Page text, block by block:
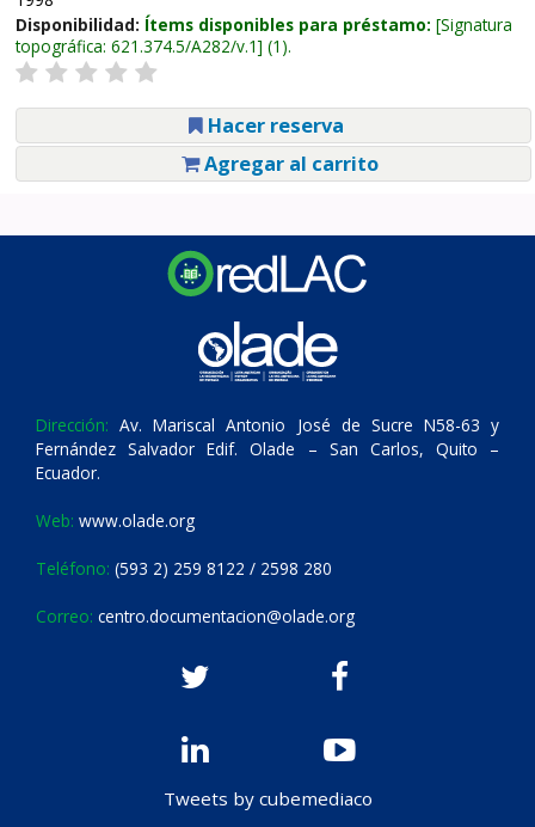
Disponibilidad: Ítems disponibles para préstamo: Signatura
topográfica: 621.374.5/A282/v.1 (1).
Hacer reserva
Agregar al carrito
Dirección: Av. Mariscal Antonio José de Sucre N58-63 y
Fernández Salvador Edif. Olade – San Carlos, Quito –
Ecuador.
Web: www.olade.org
Teléfono: (593 2) 259 8122 / 2598 280
Correo: centro.documentacion@olade.org
Tweets by cubemediaco